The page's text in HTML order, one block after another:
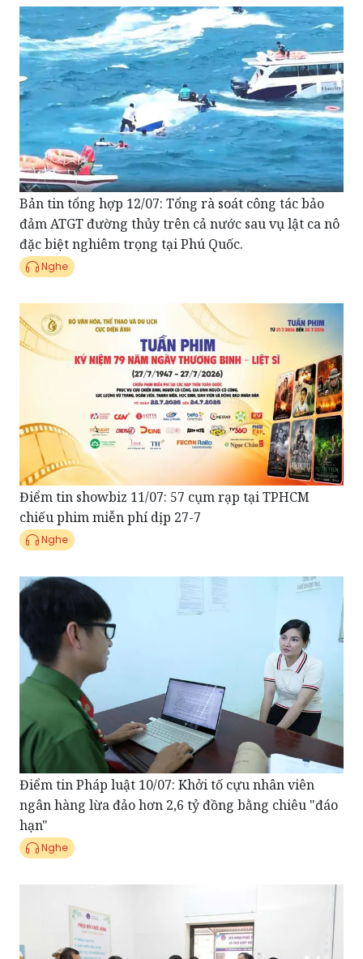
Bản tin tổng hợp 12/07: Tổng rà soát công tác bảo
đảm ATGT đường thủy trên cả nước sau vụ lật ca nô
đặc biệt nghiêm trọng tại Phú Quốc.
Nghe
Điểm tin showbiz 11/07: 57 cụm rạp tại TPHCM
chiếu phim miễn phí dịp 27-7
Nghe
Điểm tin Pháp luật 10/07: Khởi tố cựu nhân viên
ngân hàng lừa đảo hơn 2,6 tỷ đồng bằng chiêu "đáo
hạn"
Nghe